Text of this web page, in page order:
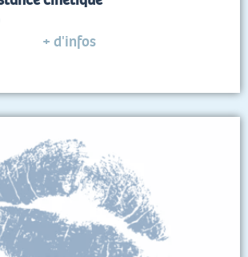
+ d'infos